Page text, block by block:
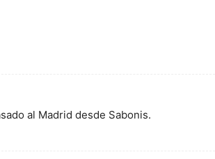
al Madrid desde Sabonis.